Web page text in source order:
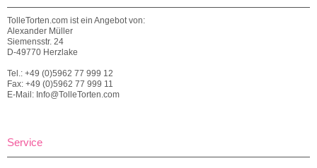
TolleTorten.com ist ein Angebot von:
Alexander Müller
Siemensstr. 24
D-49770 Herzlake
Tel.: +49 (0)5962 77 999 12
Fax: +49 (0)5962 77 999 11
E-Mail: Info@TolleTorten.com
Service